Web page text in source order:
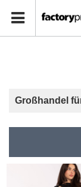
Großhandel